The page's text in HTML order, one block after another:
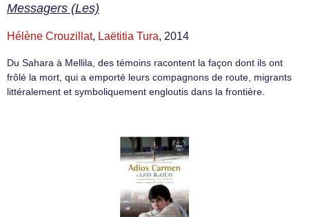
Messagers (Les)
Hélène Crouzillat, Laëtitia Tura, 2014
Du Sahara à Mellila, des témoins racontent la façon dont ils ont
frôlé la mort, qui a emporté leurs compagnons de route, migrants
littéralement et symboliquement engloutis dans la frontière.